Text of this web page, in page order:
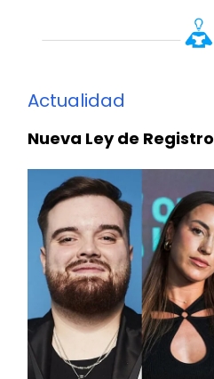
Actualidad
Nueva Ley de